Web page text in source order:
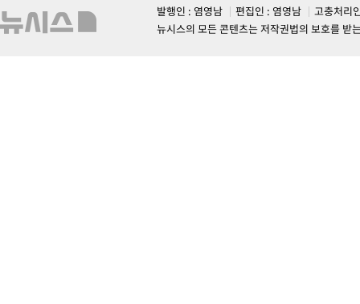
발행인 : 염영남
편집인 : 염영남
고충처리
뉴시스의 모든 콘텐츠는 저작권법의 보호를